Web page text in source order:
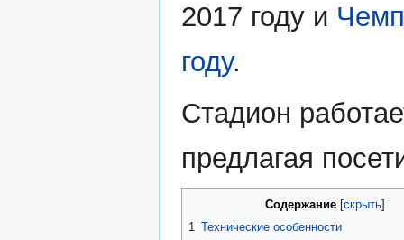
2017 году и
году.
Стадион
предлагая
Содержание
1 Технические особенности